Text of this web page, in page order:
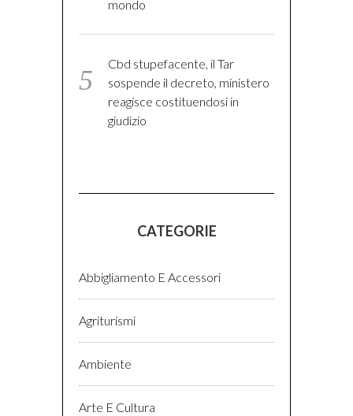
mondo
Cbd stupefacente, il Tar
sospende il decreto, ministero
reagisce costituendosi in
giudizio
CATEGORIE
Abbigliamento E Accessori
Agriturismi
Ambiente
Arte E Cultura